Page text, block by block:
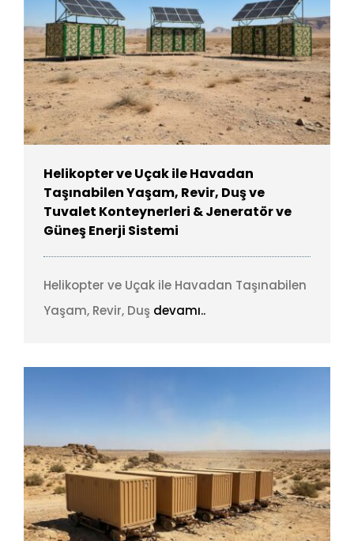
Helikopter ve Uçak ile Havadan
Taşınabilen Yaşam, Revir, Duş ve
Tuvalet Konteynerleri & Jeneratör ve
Güneş Enerji Sistemi
Helikopter ve Uçak ile Havadan Taşınabilen
Yaşam, Revir, Duş devamı..